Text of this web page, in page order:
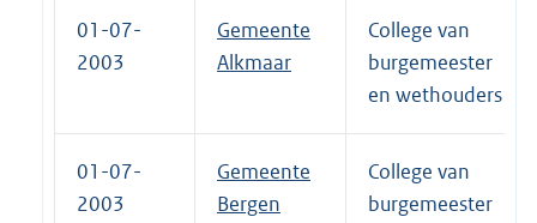
01-07-
2003
Gemeente
Alkmaar
College van
burgemeester
en wethouders
01-07-
2003
Gemeente
Bergen
College van
burgemeester